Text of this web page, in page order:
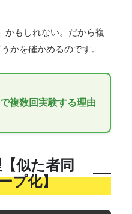
かもしれない。だから複
かを確かめるのです。
複数回実験する理由
似た者同
プ化】